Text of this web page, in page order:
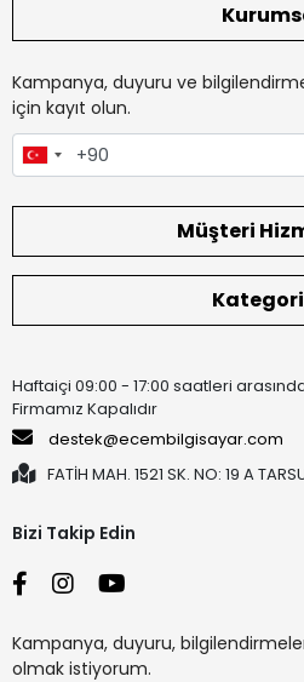
Kampanya, duyuru ve
için kayıt olun.
Müşteri
Haftaiçi 09:00 - 17:00 saatleri
Firmamız Kapalıdır
destek@ecembilgisayar.com
FATİH MAH. 1521 SK. NO: 19 A
Bizi Takip Edin
Kampanya, duyuru,
olmak istiyorum.